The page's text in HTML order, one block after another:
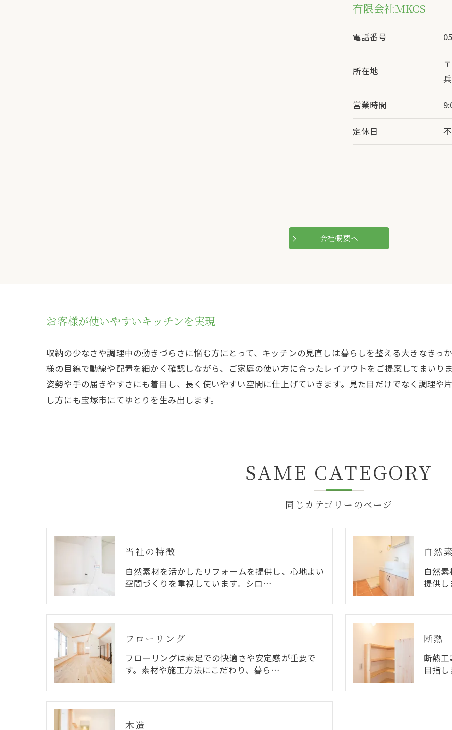
有限会社MKCS
電話番号
所在地
営業時間
定休日
会社概要へ
お客様が使いやすいキッチンを実現
収納の少なさや調理中の動きづらさに悩む方にとって、キッチンの見直しは暮らしを整える大きなきっ
様の目線で動線や配置を細かく確認しながら、ご家庭の使い方に合ったレイアウトをご提案してまいり
姿勢や手の届きやすさにも着目し、長く使いやすい空間に仕上げていきます。見た目だけでなく調理や
し方にも宝塚市にてゆとりを生み出します。
同じカテゴリーのページ
SAME CATEGORY
当社の特徴
自然素材を活かしたリフォームを提供し、心地よい
空間づくりを重視しています。シロ…
自然
自然
提供
フローリング
フローリングは素足での快適さや安定感が重要で
す。素材や施工方法にこだわり、暮ら…
断熱
断熱
目指
木造